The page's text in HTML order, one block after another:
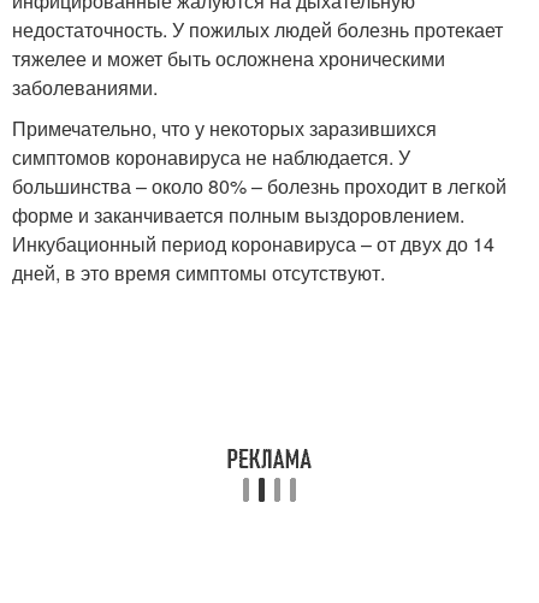
недостаточность. У пожилых людей болезнь протекает
тяжелее и может быть осложнена хроническими
заболеваниями.
Примечательно, что у некоторых заразившихся
симптомов коронавируса не наблюдается. У
большинства – около 80% – болезнь проходит в легкой
форме и заканчивается полным выздоровлением.
Инкубационный период коронавируса – от двух до 14
дней, в это время симптомы отсутствуют.